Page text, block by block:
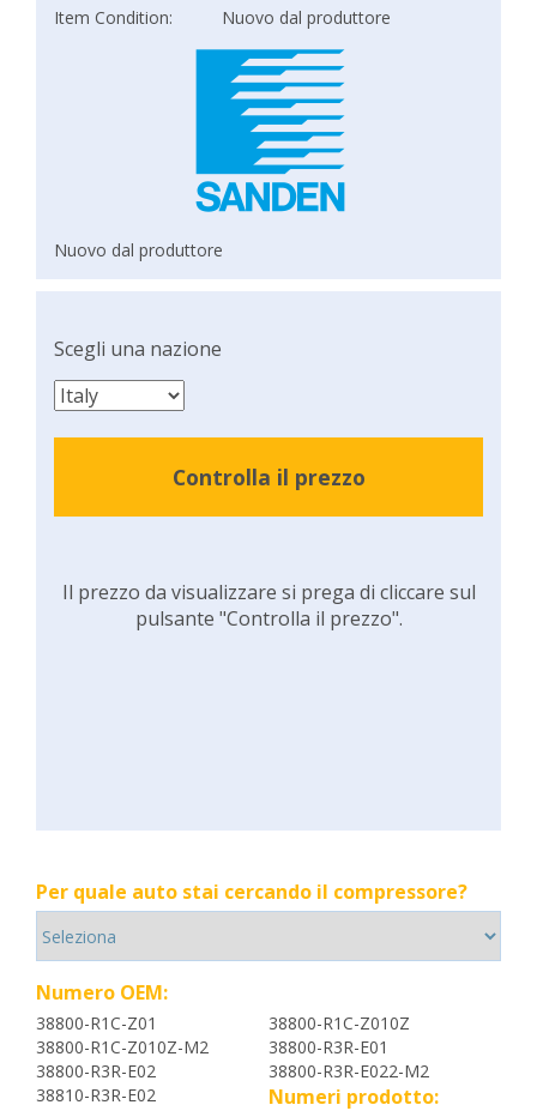
Item Condition:
Nuovo dal produttore
Nuovo dal produttore
Scegli una nazione
Controlla il prezzo
Il prezzo da visualizzare si prega di cliccare sul
pulsante "Controlla il prezzo".
Per quale auto stai cercando il compressore?
Numero OEM:
38800-R1C-Z01
38800-R1C-Z010Z
38800-R1C-Z010Z-M2
38800-R3R-E01
38800-R3R-E02
38800-R3R-E022-M2
38810-R3R-E02
Numeri prodotto: